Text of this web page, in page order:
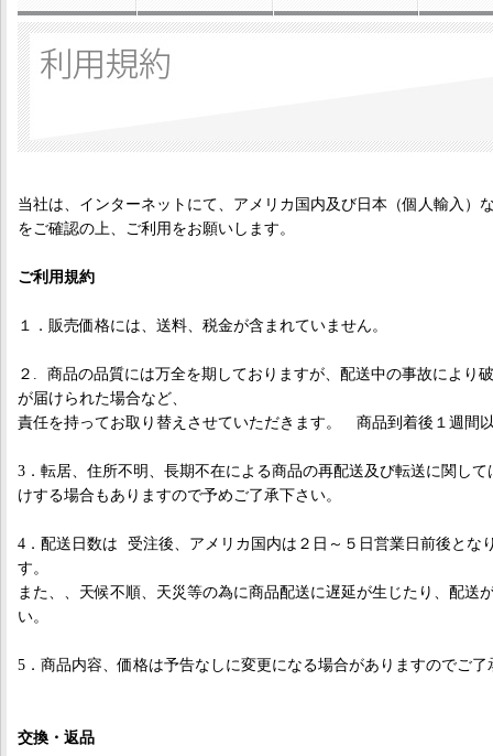
当社は、インターネットにて、アメリカ国内及び日本（個人輸入
をご確認の上、ご利用をお願いします。
ご利用規約
１．販売価格には、送料、税金が含まれていません。
２. 商品の品質には万全を期しておりますが、配送中の事故により
が届けられた場合など、
責任を持ってお取り替えさせていただきます。 商品到着後１週間
3．転居、住所不明、長期不在による商品の再配送及び転送に関し
けする場合もありますので予めご了承下さい。
4．配送日数は 受注後、アメリカ国内は２日～５日営業日前後とな
す。
また、、天候不順、天災等の為に商品配送に遅延が生じたり、配送
い。
5．商品内容、価格は予告なしに変更になる場合がありますのでご了
交換・返品